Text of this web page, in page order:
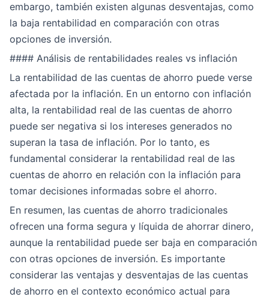
embargo, también existen algunas desventajas, como
la baja rentabilidad en comparación con otras
opciones de inversión.
#### Análisis de rentabilidades reales vs inflación
La rentabilidad de las cuentas de ahorro puede verse
afectada por la inflación. En un entorno con inflación
alta, la rentabilidad real de las cuentas de ahorro
puede ser negativa si los intereses generados no
superan la tasa de inflación. Por lo tanto, es
fundamental considerar la rentabilidad real de las
cuentas de ahorro en relación con la inflación para
tomar decisiones informadas sobre el ahorro.
En resumen, las cuentas de ahorro tradicionales
ofrecen una forma segura y líquida de ahorrar dinero,
aunque la rentabilidad puede ser baja en comparación
con otras opciones de inversión. Es importante
considerar las ventajas y desventajas de las cuentas
de ahorro en el contexto económico actual para